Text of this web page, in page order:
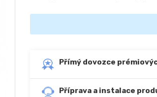
Přímý dovozce
Příprava a instalace